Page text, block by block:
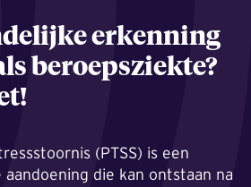
erkenning
beroepsziekte?
(PTSS) is een
die kan ontstaan na